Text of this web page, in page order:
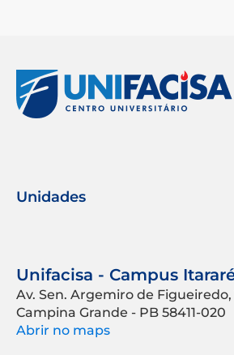
Unidades
Unifacisa - Campus
Av. Sen. Argemiro de Figueiredo,
Campina Grande - PB 58411-020
Abrir no maps